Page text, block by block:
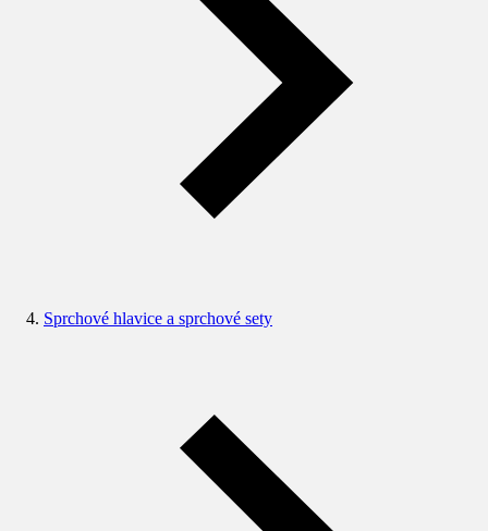
Sprchové hlavice a sprchové sety